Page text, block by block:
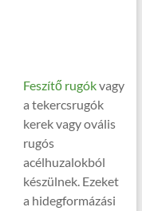
Feszítő rugókvagy
a tekercsrugók
kerek vagy ovális
rugós
acélhuzalokból
készülnek. Ezeket
a hidegformázási